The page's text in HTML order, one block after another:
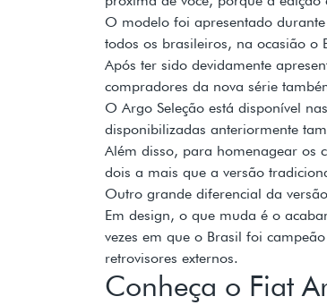
O modelo foi apresentado
todos os brasileiros, na ocasião o
Após ter sido devidamente
compradores da nova série
O Argo Seleção está disponível
disponibilizadas anteriormente
Além disso, para homenagear os
dois a mais que a versão
Outro grande diferencial da
Em design, o que muda é o
vezes em que o Brasil foi
retrovisores externos.
Conheça o Fiat